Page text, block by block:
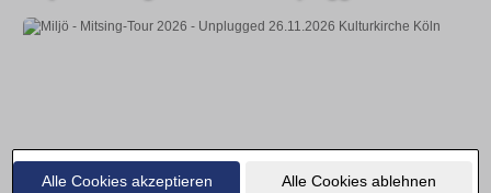
Alle Cookies akzeptieren Alle Cookies ablehnen